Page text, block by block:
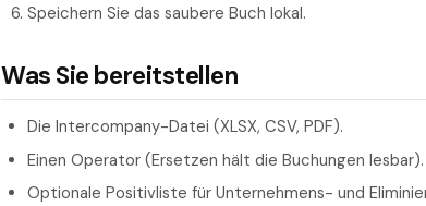
Speichern Sie das saubere Buch lokal.
Was Sie bereitstellen
Die Intercompany-Datei (XLSX, CSV, PDF).
Einen Operator (Ersetzen hält die Buchungen lesbar).
Optionale Positivliste für Unternehmens- und